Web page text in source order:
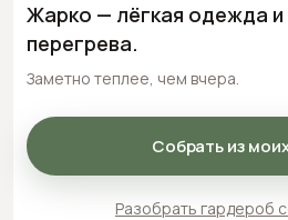
Жарко — лёгкая одежда
перегрева.
Заметно теплее, чем вчера.
Собрать из
Разобрать гардероб